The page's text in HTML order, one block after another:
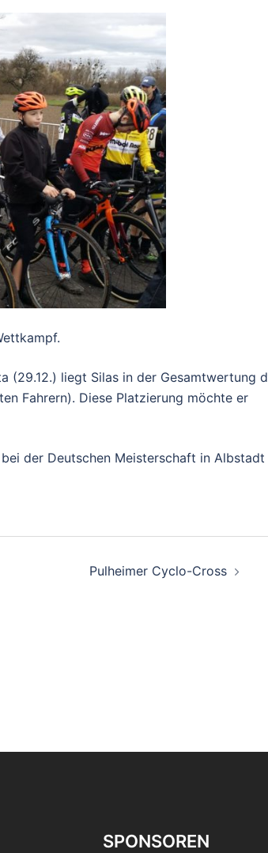
(29.12.) liegt Silas in der Gesamtwertung
Fahrern). Diese Platzierung möchte er
der Deutschen Meisterschaft in Albstadt
Pulheimer Cyclo-Cross
SPONSOREN